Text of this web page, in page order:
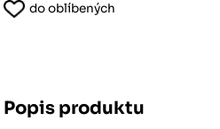
do oblíbených
Popis produktu